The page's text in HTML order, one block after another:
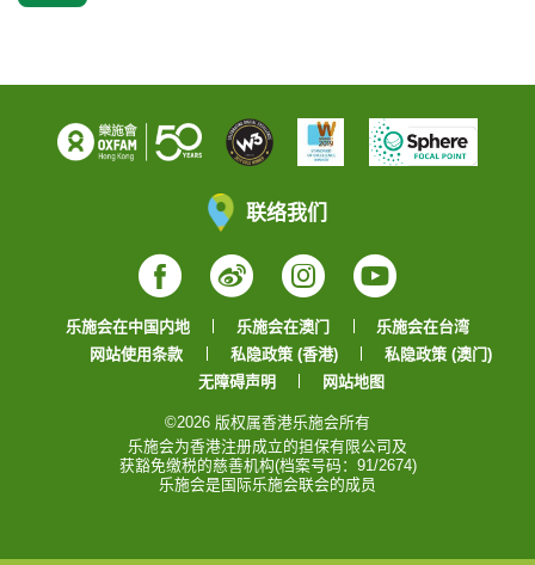
联络我们
Facebook
WeiboInstagram
YouTube
乐施会在中国内地 乐施会在澳门
乐施会在台湾
网站使用条款
私隐政策 (香港)
私隐政策 (澳门)
无障碍声明
网站地图
©2026 版权属香港乐施会所有
乐施会为香港注册成立的担保有限公司及
获豁免缴税的慈善机构(档案号码：91/2674)
乐施会是国际乐施会联会的成员